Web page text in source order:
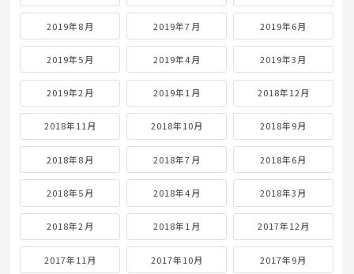
2019年8月 2019年7月 2019年6月
2019年5月 2019年4月 2019年3月
2019年2月 2019年1月 2018年12月
2018年11月 2018年10月 2018年9月
2018年8月 2018年7月 2018年6月
2018年5月 2018年4月 2018年3月
2018年2月 2018年1月 2017年12月
2017年11月 2017年10月 2017年9月